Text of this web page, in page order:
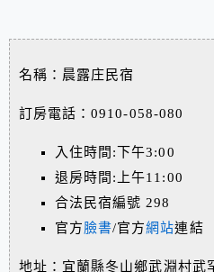
名稱：晨露庄民宿
訂房電話：0910-058-080
入住時間:下午3:00
退房時間:上午11:00
合法民宿編號 298
官方臉書/官方網站連結
地址：宜蘭縣冬山鄉武淵村武